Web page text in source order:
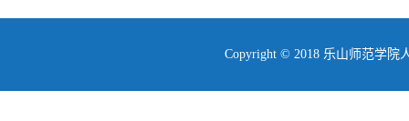
Copyright © 2018 乐山师范学院